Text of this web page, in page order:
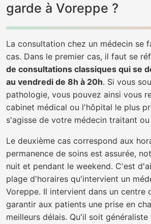
garde à Voreppe ?
La consultation chez un médecin se
cas. Dans le premier cas, il faut se
de consultations classiques qui se
au vendredi de 8h à 20h. Si vous
pathologie, vous pouvez ainsi vous
cabinet médical ou l'hôpital le plus
s'agisse de votre médecin traitant ou
Le deuxième cas correspond aux
permanence de soins est assurée,
nuit et pendant le weekend. C'est
plage d'horaires qu'intervient un
Voreppe. Il intervient dans un centre
garantir aux patients une prise en
meilleurs délais. Qu'il soit